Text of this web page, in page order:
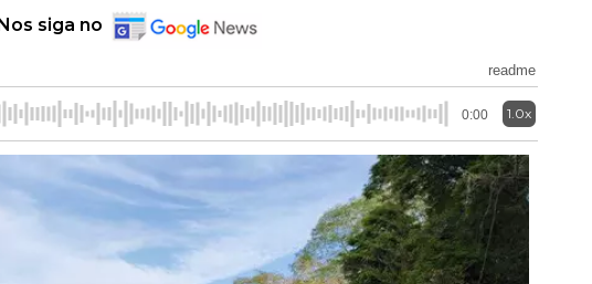
siga no
readme
0:00 1.0x